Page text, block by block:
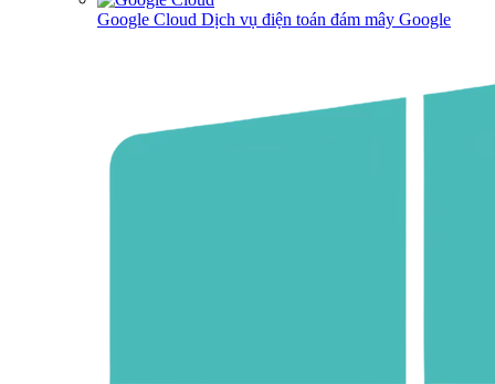
Google Cloud Dịch vụ điện toán đám mây Google